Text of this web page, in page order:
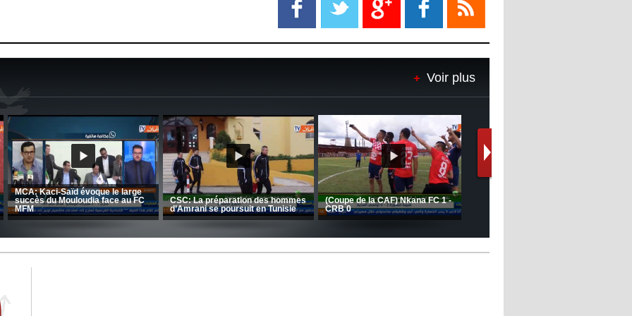
Le Barça savoure sa première
place et chambre le Real Madrid
de matchs"
12:39 - 2022/11/06
Real : Les dirigeants veulent le
départ d'Hazard cet hiver
Voir plus
Le message de Delort, Benrahma
et Belkebla à l'occasion du "Big
Day de vaccination"
Entretien avec Moulay Haddou
CRB: Entretien avec Toufik
Korichi